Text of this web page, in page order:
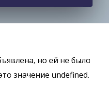
но ей не было
значение undefined.